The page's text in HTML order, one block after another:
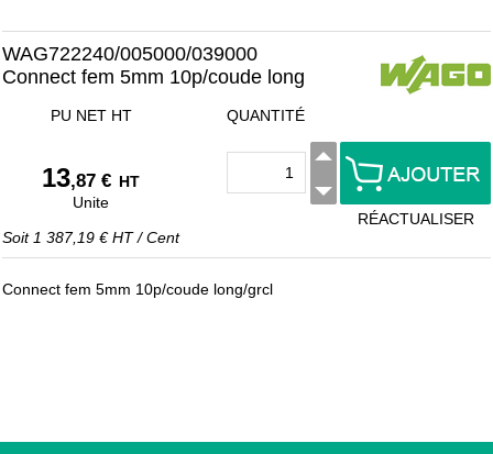
WAG722240/005000/039000
Connect fem 5mm 10p/coude long
PU NET HT
13,87 € HT
Unite
Soit 1 387,19 € HT/Cent
QUANTITÉ
RÉACTUALISER
Connect fem 5mm 10p/coude long/grcl